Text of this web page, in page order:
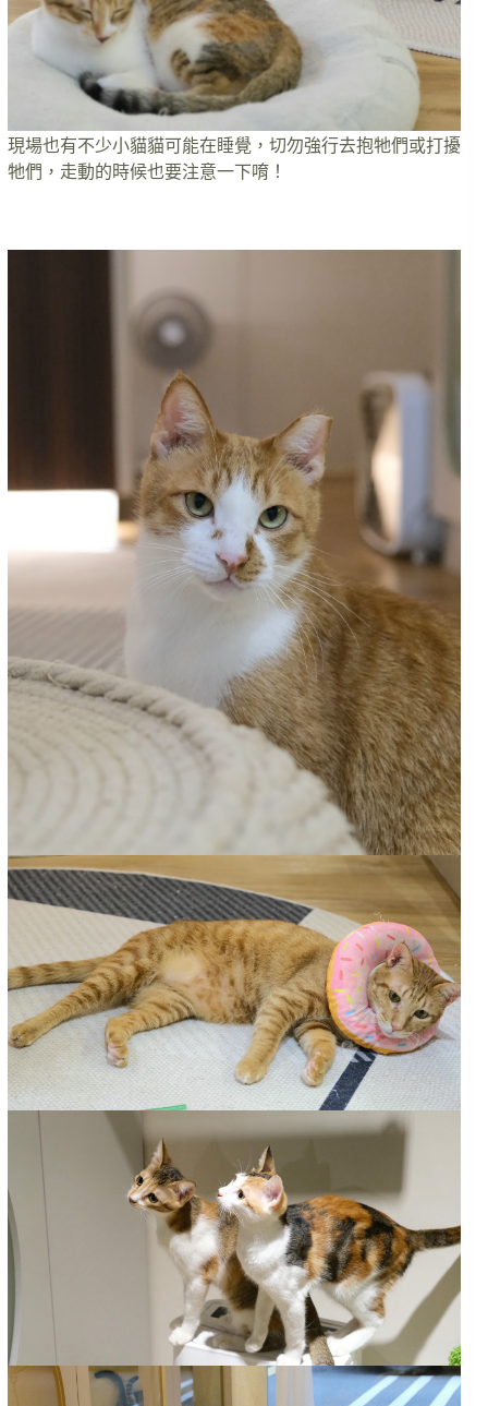
現場也有不少小貓貓可能在睡覺，切勿強行去抱牠們或打擾
牠們，走動的時候也要注意一下唷！